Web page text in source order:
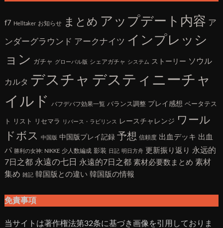
f7 Helltaker お知らせ まとめ アップデート内容 ア
ンダーグラウンド アークナイツ インプレッシ
ョン ガチャ グローバル版 シェアガチャ システム ストーリー ソウル
カルタ デスチャ デスティニーチャ
イルド
バフデバフ効果一覧 バランス調整 プレイ感想 ベータテス
ト リスト リセマラ リバース・ラビリンス レースチャレンジ ワール
ドボス
中国版 中国版プレイ記録 予想 信頼度 出血デッキ 出血
パ 勝利の女神: NIKKE 少人数編成 影装 日記 明日方舟 更新振り返り 永远的
7日之都 永遠の七日 永遠的7日之都 素材必要数まとめ 素材
集め 雑記 韓国版との違い 韓国版の情報
免責事項
当サイトは著作権法第32条に基づき画像を引用しておりま